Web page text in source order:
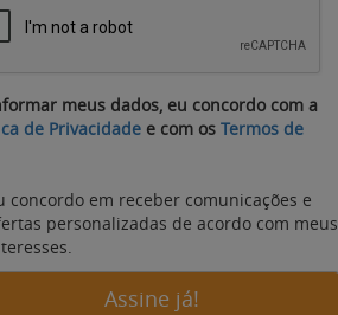
meus dados, eu concordo com a
de Privacidade e com os Termos de
concordo em receber comunicações e
personalizadas de acordo com meus
Assine já!